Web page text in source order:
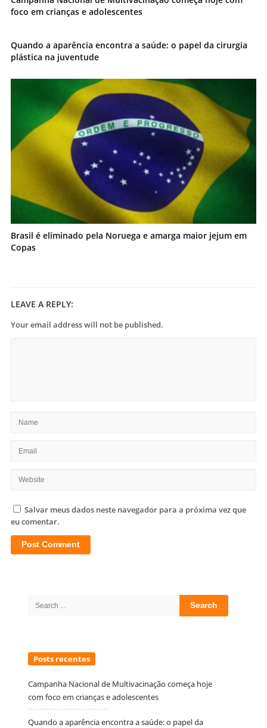
foco em crianças e adolescentes
Quando a aparência encontra a saúde: o papel da cirurgia
plástica na juventude
Brasil é eliminado pela Noruega e amarga maior jejum em
Copas
LEAVE A REPLY:
Your email address will not be published.
Salvar meus dados neste navegador para a próxima vez que
eu comentar.
Posts recentes
Campanha Nacional de Multivacinação começa hoje
com foco em crianças e adolescentes
Quando a aparência encontra a saúde: o papel da